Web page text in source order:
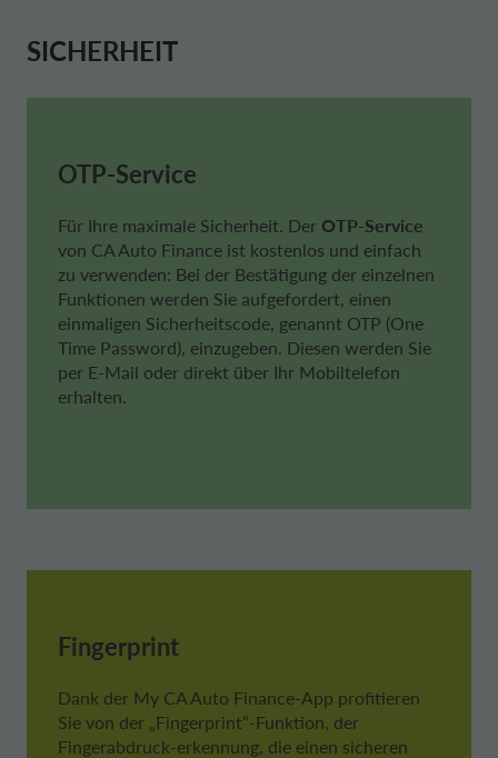
SICHERHEIT
OTP-Service
Für Ihre maximale Sicherheit. Der OTP-Service
von CA Auto Finance ist kostenlos und einfach
zu verwenden: Bei der Bestätigung der einzelnen
Funktionen werden Sie aufgefordert, einen
einmaligen Sicherheitscode, genannt OTP (One
Time Password), einzugeben. Diesen werden Sie
per E-Mail oder direkt über Ihr Mobiltelefon
erhalten.
Fingerprint
Dank der My CA Auto Finance-App profitieren
Sie von der „Fingerprint“-Funktion, der
Fingerabdruck-erkennung, die einen sicheren